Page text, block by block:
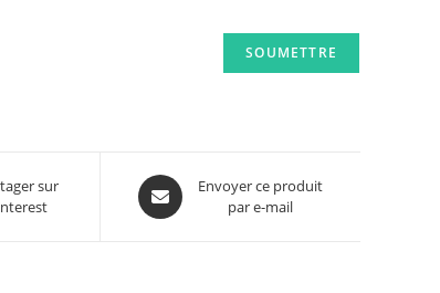
sur
Opens
in
Envoyer ce produit
par e-mail